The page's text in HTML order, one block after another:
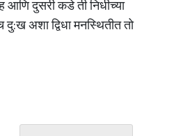
आणि दुसरी कडे ती निधीच्या
अशा द्विधा मनस्थितीत तो